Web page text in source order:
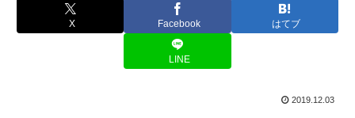
X Facebook はてブ
LINE
2019.12.03